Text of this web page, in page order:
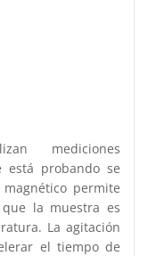
mediciones
está probando se
permite
que la muestra es
La agitación
el tiempo de